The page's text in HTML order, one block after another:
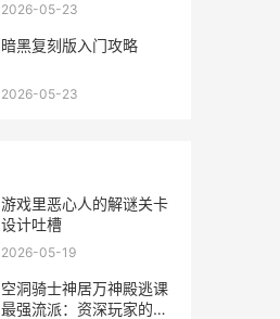
2026-05-23
暗黑复刻版入门攻略
2026-05-23
游戏里恶心人的解谜关卡
设计吐槽
2026-05-19
空洞骑士神居万神殿逃课
最强流派：资深玩家的智